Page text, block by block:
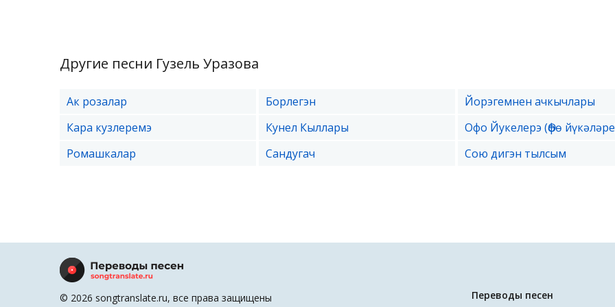
Другие песни Гузель Уразова
Ак розалар Борлегэн
Йорэгемнен ачкычлары
Кара кузлеремэ
Кунел Кыллары
Офо Йукелерэ (Өфө
Ромашкалар
Сандугач Сою дигэн тылсым
© 2026 songtranslate.ru, все права защищены
Переводы песен